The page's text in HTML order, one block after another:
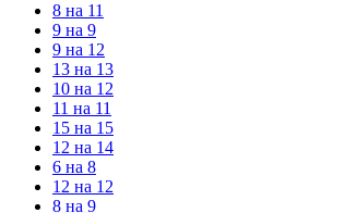
8 на 11
9 на 9
9 на 12
13 на 13
10 на 12
11 на 11
15 на 15
12 на 14
6 на 8
12 на 12
8 на 9